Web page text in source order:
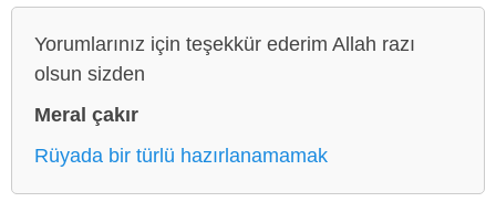
Yorumlarınız için teşekkür ederim Allah razı
olsun sizden
Meral çakır
Rüyada bir türlü hazırlanamamak